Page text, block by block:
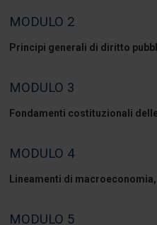
MODULO 2
Principi generali di diritto
MODULO 3
Fondamenti costituzionali
MODULO 4
Lineamenti di
MODULO 5